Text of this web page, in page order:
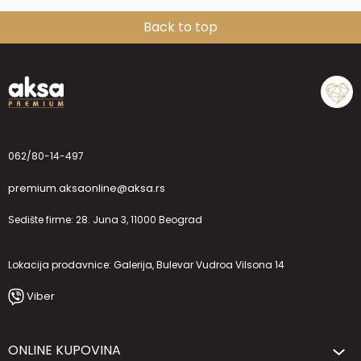
Back to top
062/80-14-497
premium.aksaonline@aksa.rs
Sedište firme: 28. Juna 3, 11000 Beograd
Lokacija prodavnice: Galerija, Bulevar Vudroa Vilsona 14
Viber
ONLINE KUPOVINA